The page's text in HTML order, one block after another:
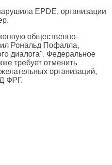
EPDE, организации
общественно-
Рональд Пофалла,
диалога". Федеральное
требует отменить
организаций,
ФРГ.